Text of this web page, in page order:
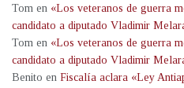
Tom en «Los veteranos de guerra
candidato a diputado Vladimir
Tom en «Los veteranos de guerra
candidato a diputado Vladimir
Benito en Fiscalía aclara «Ley